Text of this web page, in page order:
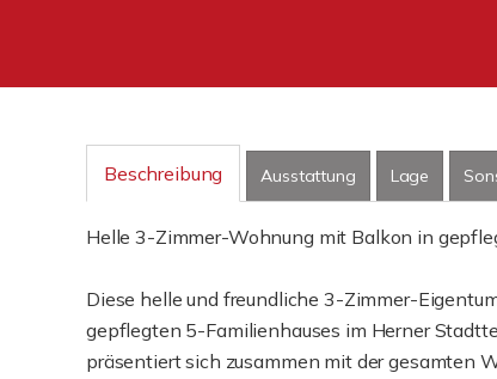
Beschreibung Ausstattung Lage
Helle 3-Zimmer-Wohnung mit Balkon in
Diese helle und freundliche 3-Zimmer-
gepflegten 5-Familienhauses im Herner
präsentiert sich zusammen mit der gesamten